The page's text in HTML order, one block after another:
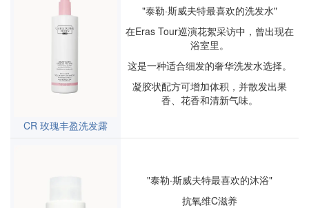
CR 玫瑰丰盈洗发露
"泰勒·斯威夫特最喜欢的洗发水"
在Eras Tour巡演花絮采访中，曾出现在
浴室里。
这是一种适合细发的奢华洗发水选择。
凝胶状配方可增加体积，并散发出果
香、花香和清新气味。
"泰勒·斯威夫特最喜欢的沐浴"
抗氧维C滋养